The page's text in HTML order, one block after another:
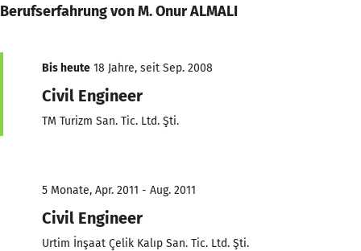
Berufserfahrung von M. Onur ALMALI
Bis heute 18 Jahre, seit Sep. 2008
Civil Engineer
TM Turizm San. Tic. Ltd. Şti.
5 Monate, Apr. 2011 - Aug. 2011
Civil Engineer
Urtim İnşaat Çelik Kalıp San. Tic. Ltd. Şti.